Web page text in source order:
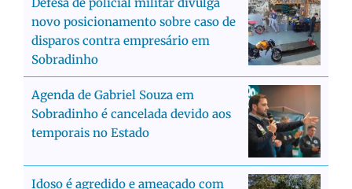
novo posicionamento sobre caso de
disparos contra empresário em
Sobradinho
Agenda de Gabriel Souza em
Sobradinho é cancelada devido aos
temporais no Estado
Idoso é agredido e ameaçado com